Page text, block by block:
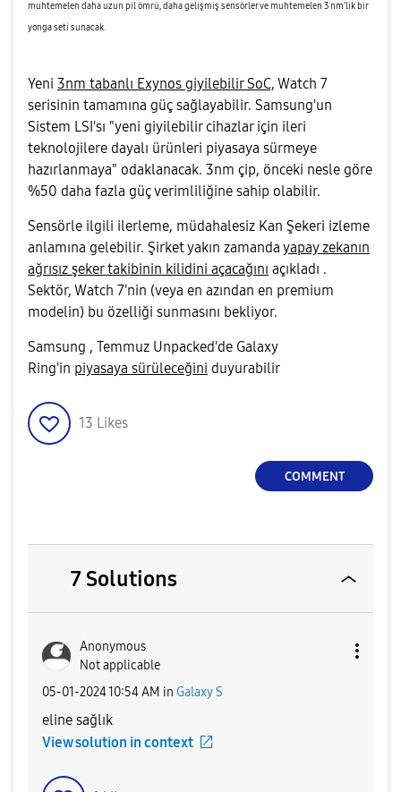
muhtemelen daha uzun pil ömrü, daha gelişmiş sensörler ve muhtemelen 3 nm'lik bir
yonga seti sunacak.
Yeni 3nm tabanlı Exynos giyilebilir SoC, Watch 7
serisinin tamamına güç sağlayabilir. Samsung'un
Sistem LSI'sı "yeni giyilebilir cihazlar için ileri
teknolojilere dayalı ürünleri piyasaya sürmeye
hazırlanmaya" odaklanacak. 3nm çip, önceki nesle göre
%50 daha fazla güç verimliliğine sahip olabilir.
Sensörle ilgili ilerleme, müdahalesiz Kan Şekeri izleme
anlamına gelebilir. Şirket yakın zamanda yapay zekanın
ağrısız şeker takibinin kilidini açacağını açıkladı .
Sektör, Watch 7'nin (veya en azından en premium
modelin) bu özelliği sunmasını bekliyor.
Samsung , Temmuz Unpacked'de Galaxy
Ring'in piyasaya sürüleceğini duyurabilir
13 Likes
COMMENT
7 Solutions
Anonymous
Not applicable
‎05-01-202410:54 AM in Galaxy S
eline sağlık
View solution in context